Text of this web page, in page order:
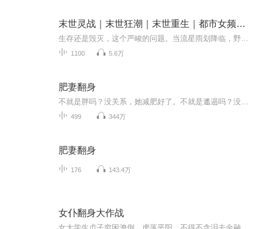
末世灵战｜末世狂潮｜末世重生｜都市女频｜末世求生
1100 5.6万
肥妻翻身
499 344万
肥妻翻身
176 143.4万
女仆翻身大作战